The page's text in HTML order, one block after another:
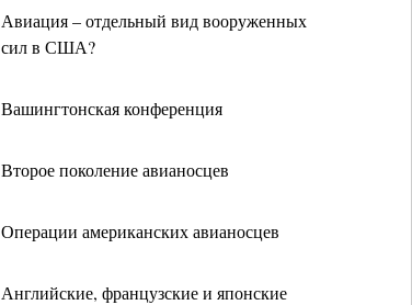
Авиация – отдельный вид вооруженных
сил в США?
Вашингтонская конференция
Второе поколение авианосцев
Операции американских авианосцев
Английские, французские и японские